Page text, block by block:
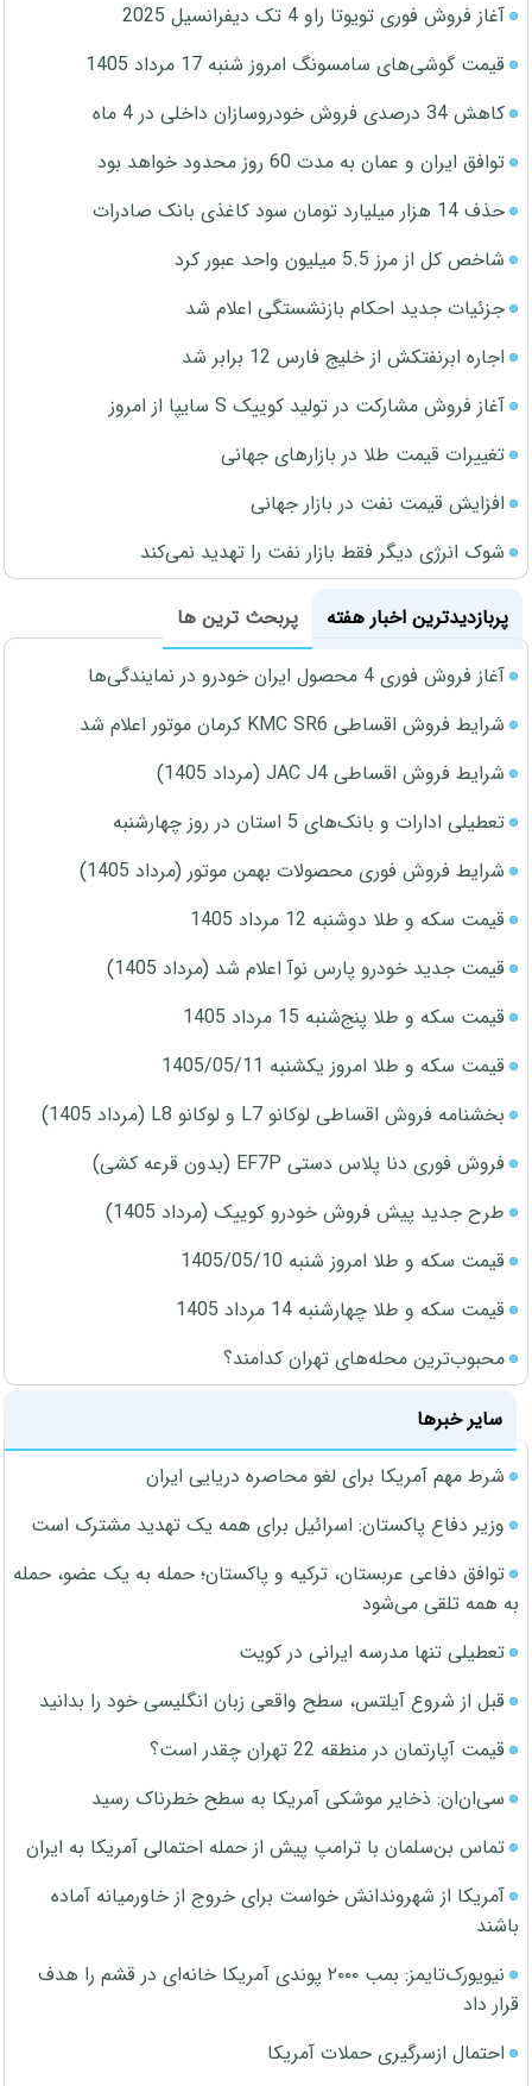
آغاز فروش فوری تویوتا راو 4 تک دیفرانسیل 2025
قیمت گوشی‌های سامسونگ امروز شنبه 17 مرداد 1405
کاهش 34 درصدی فروش خودروسازان داخلی در 4 ماه
توافق ایران و عمان به مدت 60 روز محدود خواهد بود
حذف 14 هزار میلیارد تومان سود کاغذی بانک صادرات
شاخص کل از مرز 5.5 میلیون واحد عبور کرد
جزئیات جدید احکام بازنشستگی اعلام شد
اجاره ابرنفتکش از خلیج فارس 12 برابر شد
آغاز فروش مشارکت در تولید کوییک S سایپا از امروز
تغییرات قیمت طلا در بازارهای جهانی
افزایش قیمت نفت در بازار جهانی
شوک انرژی دیگر فقط بازار نفت را تهدید نمی‌کند
پربازدیدترین اخبار هفته
پربحث ترین ها
آغاز فروش فوری 4 محصول ایران خودرو در نمایندگی‌ها
شرایط فروش اقساطی KMC SR6 کرمان موتور اعلام شد
شرایط فروش اقساطی JAC J4 (مرداد 1405)
تعطیلی ادارات و بانک‌های 5 استان در روز چهارشنبه
شرایط فروش فوری محصولات بهمن موتور (مرداد 1405)
قیمت سکه و طلا دوشنبه 12 مرداد 1405
قیمت جدید خودرو پارس نوآ اعلام شد (مرداد 1405)
قیمت سکه و طلا پنج‌شنبه 15 مرداد 1405
قیمت سکه و طلا امروز یکشنبه 1405/05/11
بخشنامه فروش اقساطی لوکانو L7 و لوکانو L8 (مرداد 1405)
فروش فوری دنا پلاس دستی EF7P (بدون قرعه کشی)
طرح جدید پیش فروش خودرو کوییک (مرداد 1405)
قیمت سکه و طلا امروز شنبه 1405/05/10
قیمت سکه و طلا چهارشنبه 14 مرداد 1405
محبوب‌ترین محله‌های تهران کدامند؟
سایر خبرها
شرط مهم آمریکا برای لغو محاصره دریایی ایران
وزیر دفاع پاکستان: اسرائیل برای همه یک تهدید مشترک است
توافق دفاعی عربستان، ترکیه و پاکستان؛ حمله به یک عضو، حمله
به همه تلقی می‌شود
تعطیلی تنها مدرسه ایرانی در کویت
قبل از شروع آیلتس، سطح واقعی زبان انگلیسی خود را بدانید
قیمت آپارتمان در منطقه 22 تهران چقدر است؟
سی‌ان‌ان: ذخایر موشکی آمریکا به سطح خطرناک رسید
تماس بن‌سلمان با ترامپ پیش از حمله احتمالی آمریکا به ایران
آمریکا از شهروندانش خواست برای خروج از خاورمیانه آماده
باشند
نیویورک‌تایمز: بمب ۲۰۰۰ پوندی آمریکا خانه‌ای در قشم را هدف
قرار داد
احتمال ازسرگیری حملات آمریکا